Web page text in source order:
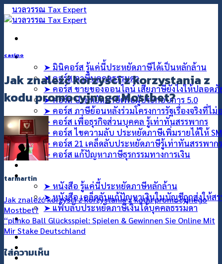
ข้าม
ไป
เนื้อหา
➤ มินิคอร์ส รู้แค่นี้ประหยัดภาษีได้เป็นหลักล้าน
➤ คอร์ส ภาษีบุคคลธรรมดา
➤ คอร์ส ขายของออนไลน์ เสียภาษียังไงให้ปลอดภั
➤ คอร์ส ประหยัดภาษีเพื่อผู้ประกอบการ 5.0
➤ คอร์ส ภาษีย้อนหลังร่วมโครงการรัฐเรื่องจริงที่ไม่
➤ คอร์ส เพื่อธุรกิจส่วนบุคคล รู้เท่าทันสรรพากร
➤ คอร์ส ไขความลับ ประหยัดภาษีเพิ่มรายได้ให้
➤ คอร์ส 21 เคล็ดลับประหยัดภาษีรู้เท่าทันสรรพากร
➤ คอร์ส แก้ปัญหาภาษีธุรกรรมทางการเงิน
สินค้า
➤ หนังสือ รู้แค่นี้ประหยัดภาษีหลักล้าน
➤ หนังสือ เคล็ดลับแก้ปัญหาเงินในบัญชีถูกส่งให้สร
➤ แฟ้บลับประหยัดภาษีเงินได้บุคคลธรรมดา
บทความ
แกลอรี่
เกี่ยวกับเรา
ติดต่อเรา
casino
Jak znaleźć korzyści z korzystania z
kodu promocyjnego Mostbet?
tarmartin
Jak znaleźć korzyści z korzystania z kodu promocyjnego
Mostbet?
“plinko Ball Glücksspiel: Spielen & Gewinnen Sie Online Mit
Mir Stake Deutschland
ใส่ความเห็น